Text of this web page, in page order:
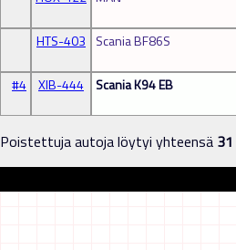
HTS-403 Scania BF86S
#4 XIB-444 Scania K94 EB
Poistettuja autoja löytyi yhteensä 31